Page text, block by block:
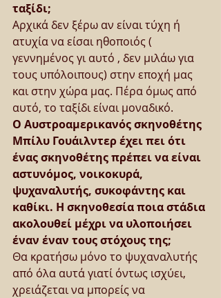
ταξίδι;
Αρχικά δεν ξέρω αν είναι τύχη ή
ατυχία να είσαι ηθοποιός (
γεννημένος γι αυτό , δεν μιλάω για
τους υπόλοιπους) στην εποχή μας
και στην χώρα μας. Πέρα όμως από
αυτό, το ταξίδι είναι μοναδικό.
Ο Αυστροαμερικανός σκηνοθέτης
Μπίλυ Γουάιλντερ έχει πει ότι
ένας σκηνοθέτης πρέπει να είναι
αστυνόμος, νοικοκυρά,
ψυχαναλυτής, συκοφάντης και
καθίκι. Η σκηνοθεσία ποια στάδια
ακολουθεί μέχρι να υλοποιήσει
έναν έναν τους στόχους της;
Θα κρατήσω μόνο το ψυχαναλυτής
από όλα αυτά γιατί όντως ισχύει,
χρειάζεται να μπορείς να